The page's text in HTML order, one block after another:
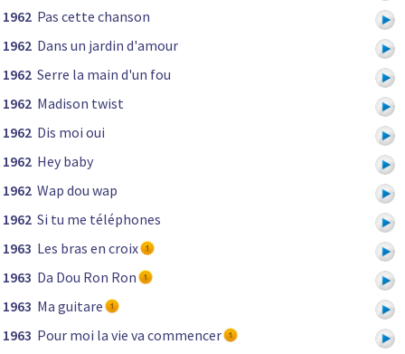
1962 Pas cette chanson
1962 Dans un jardin d'amour
1962 Serre la main d'un fou
1962 Madison twist
1962 Dis moi oui
1962 Hey baby
1962 Wap dou wap
1962 Si tu me téléphones
1963 Les bras en croix
1963 Da Dou Ron Ron
1963 Ma guitare
1963 Pour moi la vie va commencer